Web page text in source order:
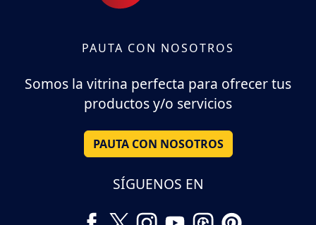
PAUTA CON NOSOTROS
Somos la vitrina perfecta para ofrecer tus
productos y/o servicios
PAUTA CON NOSOTROS
SÍGUENOS EN